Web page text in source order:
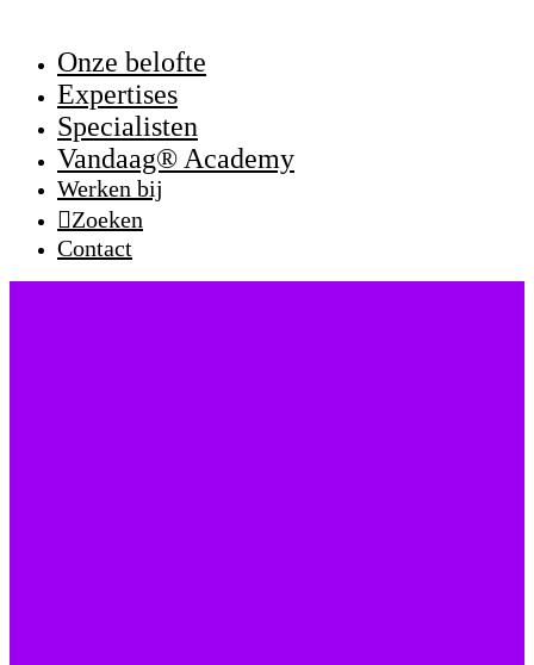
Onze belofte
Expertises
Specialisten
Vandaag® Academy
Werken bij
Zoeken
Contact